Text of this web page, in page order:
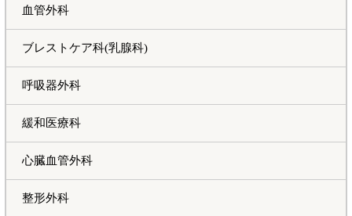
血管外科
ブレストケア科(乳腺科)
呼吸器外科
緩和医療科
心臓血管外科
整形外科